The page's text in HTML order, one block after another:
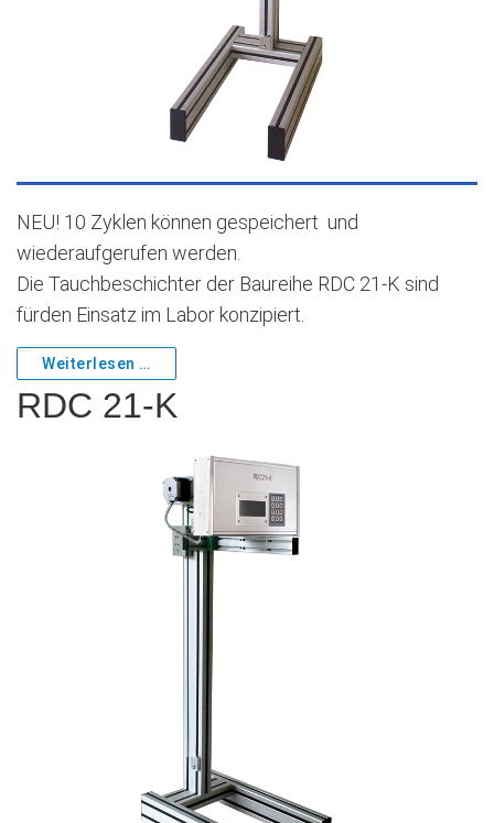
RDC 21-K
NEU! 10 Zyklen können gespeichert und
wiederaufgerufen werden.
Die Tauchbeschichter der Baureihe RDC 21-K sind
fürden Einsatz im Labor konzipiert.
Weiterlesen …